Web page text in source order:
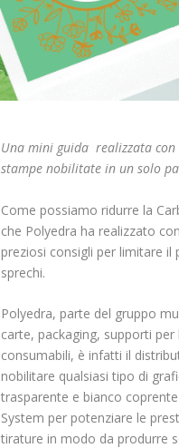
Una mini guida realizzata
stampe nobilitate in un solo
Come possiamo ridurre la
che Polyedra ha realizzato
preziosi consigli per limitare
sprechi.
Polyedra, parte del gruppo
carte, packaging, supporti
consumabili, è infatti il
nobilitare qualsiasi tipo di
trasparente e bianco
System per potenziare le
tirature in modo da produrre